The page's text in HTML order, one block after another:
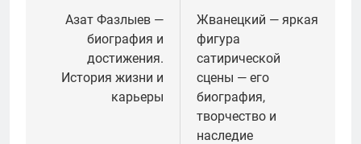
записям
Азат Фазлыев —
биография и
достижения.
История жизни и
карьеры
Жванецкий — яркая
фигура
сатирической
сцены — его
биография,
творчество и
наследие